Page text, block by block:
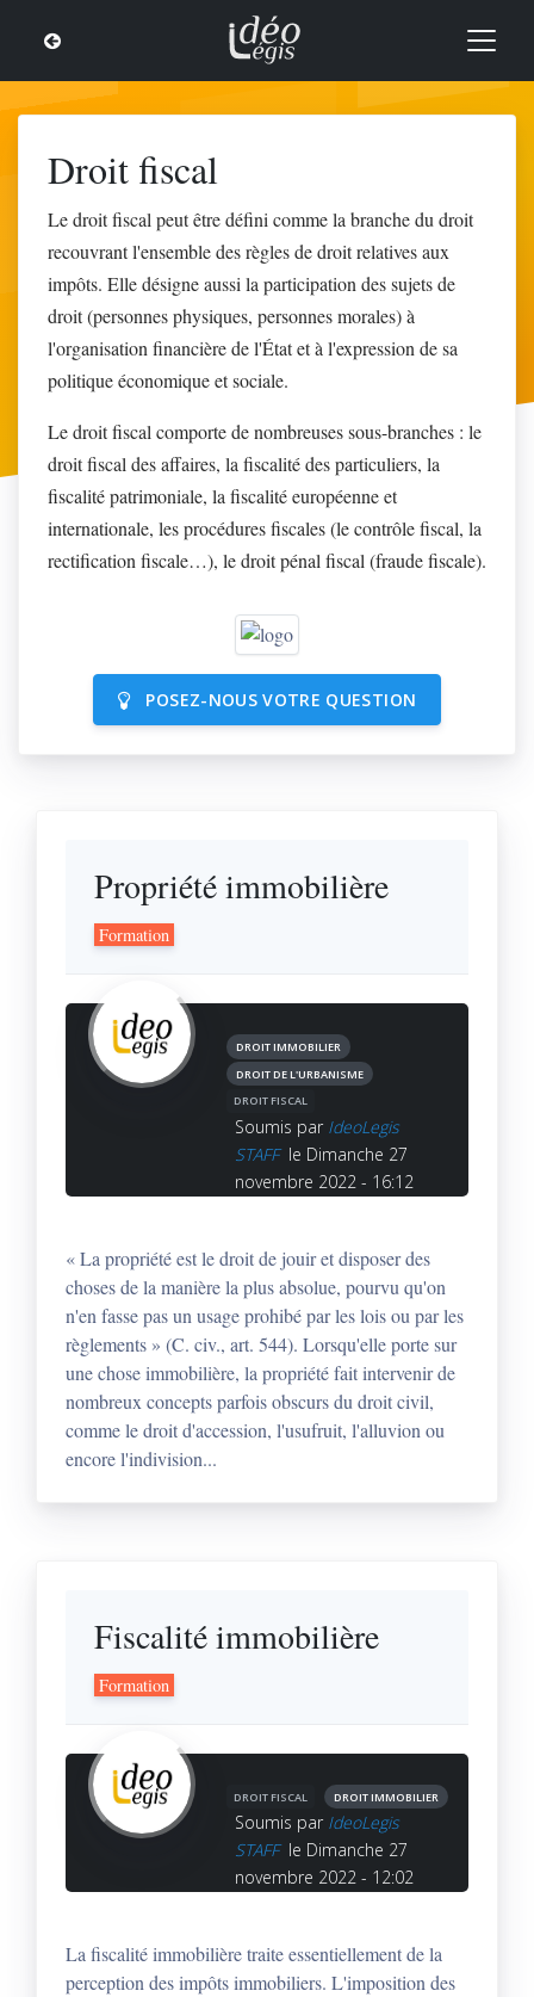
Droit fiscal
Le droit fiscal peut être défini comme la branche du droit
recouvrant l'ensemble des règles de droit relatives aux
impôts. Elle désigne aussi la participation des sujets de
droit (personnes physiques, personnes morales) à
l'organisation financière de l'État et à l'expression de sa
politique économique et sociale.
Le droit fiscal comporte de nombreuses sous-branches : le
droit fiscal des affaires, la fiscalité des particuliers, la
fiscalité patrimoniale, la fiscalité européenne et
internationale, les procédures fiscales (le contrôle fiscal, la
rectification fiscale…), le droit pénal fiscal (fraude fiscale).
POSEZ-NOUS VOTRE QUESTION
Propriété immobilière
Formation
DROIT IMMOBILIER
DROIT DE L'URBANISME
DROIT FISCAL
Soumis par IdeoLegis
STAFF le Dimanche 27
novembre 2022 - 16:12
« La propriété est le droit de jouir et disposer des
choses de la manière la plus absolue, pourvu qu'on
n'en fasse pas un usage prohibé par les lois ou par les
règlements » (C. civ., art. 544). Lorsqu'elle porte sur
une chose immobilière, la propriété fait intervenir de
nombreux concepts parfois obscurs du droit civil,
comme le droit d'accession, l'usufruit, l'alluvion ou
encore l'indivision...
Fiscalité immobilière
Formation
DROIT FISCAL DROIT IMMOBILIER
Soumis par IdeoLegis
STAFF le Dimanche 27
novembre 2022 - 12:02
La fiscalité immobilière traite essentiellement de la
perception des impôts immobiliers. L'imposition des